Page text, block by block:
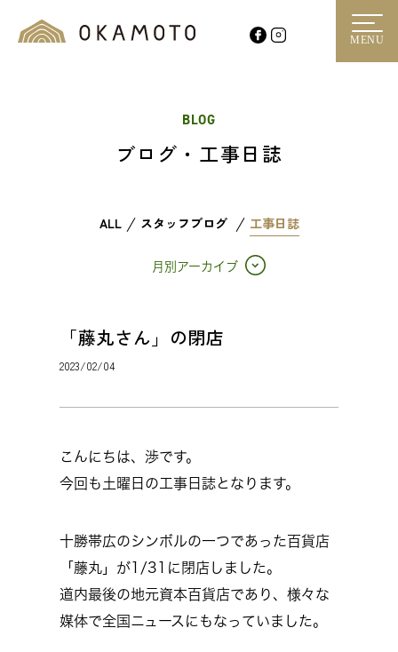
MENU
BLOG
ブログ・工事日誌
ALL スタッフブログ 工事日誌
月別アーカイブ
「藤丸さん」の閉店
2023/02/04
こんにちは、渉です。
今回も土曜日の工事日誌となります。
十勝帯広のシンボルの一つであった百貨店
「藤丸」が1/31に閉店しました。
道内最後の地元資本百貨店であり、様々な
媒体で全国ニュースにもなっていました。